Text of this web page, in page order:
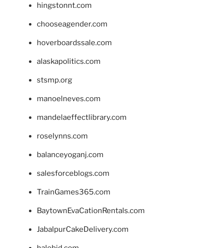
hingstonnt.com
chooseagender.com
hoverboardssale.com
alaskapolitics.com
stsmp.org
manoelneves.com
mandelaeffectlibrary.com
roselynns.com
balanceyoganj.com
salesforceblogs.com
TrainGames365.com
BaytownEvaCationRentals.com
JabalpurCakeDelivery.com